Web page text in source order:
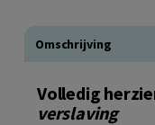
Omschrijving
Volledig
verslaving